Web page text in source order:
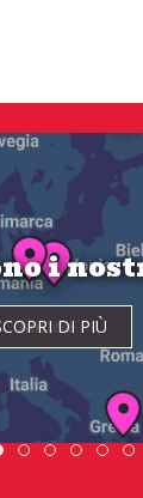
i
DI PIÙ
Scopri dove
Scambio